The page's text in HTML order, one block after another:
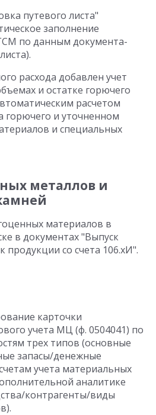
путевого листа"
заполнение
по данным документа-
расхода добавлен учет
и остатке горючего
расчетом
горючего и уточненном
и специальных
металлов и
материалов в
в документах "Выпуск
продукции со счета 106.хИ".
карточки
учета МЦ (ф. 0504041) по
трех типов (основные
запасы/денежные
учета материальных
аналитике
контрагенты/виды